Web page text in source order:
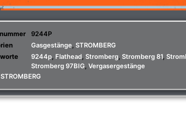
9244P
Gasgestänge, STROMBERG
9244p, Flathead, Stromberg, Stromberg 81,
Stromberg 97BIG, Vergasergestänge
STROMBERG